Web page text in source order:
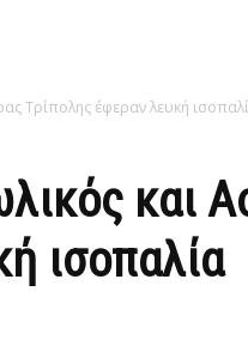
Τρίπολης έφεραν λευκή
και
ισοπαλία